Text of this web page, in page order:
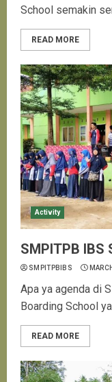
School semakin
READ MORE
Activity
SMPITPB IBS
SMPITPBIBS
Apa ya agenda di
Boarding School
READ MORE